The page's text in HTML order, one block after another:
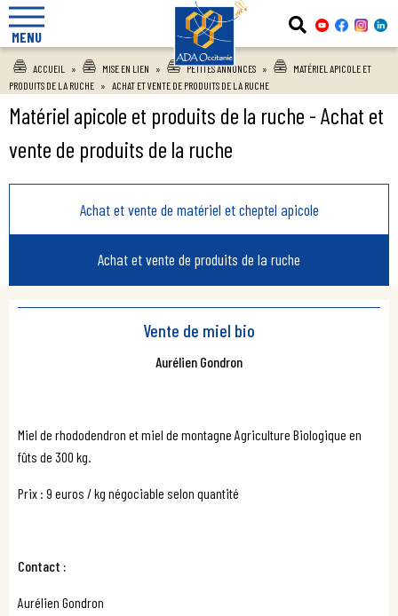
MENU
ACCUEIL » MISE EN LIEN » PETITES ANNONCES »
MATÉRIEL APICOLE ET
PRODUITS DE LA RUCHE » ACHAT ET VENTE DE PRODUITS DE LA RUCHE
Matériel apicole et produits de la ruche - Achat et
vente de produits de la ruche
Achat et vente de matériel et cheptel apicole
Achat et vente de produits de la ruche
Vente de miel bio
Aurélien Gondron
Miel de rhododendron et miel de montagne Agriculture Biologique en
fûts de 300 kg.
Prix : 9 euros / kg négociable selon quantité
Contact :
Aurélien Gondron